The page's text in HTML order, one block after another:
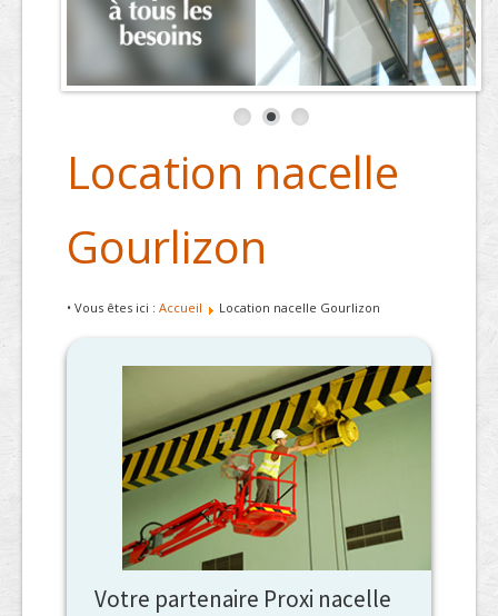
Location nacelle
Gourlizon
• Vous êtes ici : Accueil Location nacelle Gourlizon
Votre partenaire Proxi nacelle